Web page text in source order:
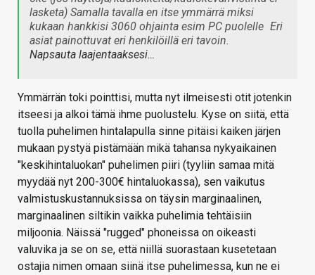
lasketa) Samalla tavalla en itse ymmärrä miksi
kukaan hankkisi 3060 ohjainta esim PC puolelle Eri
asiat painottuvat eri henkilöillä eri tavoin.
Napsauta laajentaaksesi…
Ymmärrän toki pointtisi, mutta nyt ilmeisesti otit jotenkin
itseesi ja alkoi tämä ihme puolustelu. Kyse on siitä, että
tuolla puhelimen hintalapulla sinne pitäisi kaiken järjen
mukaan pystyä pistämään mikä tahansa nykyaikainen
"keskihintaluokan" puhelimen piiri (tyyliin samaa mitä
myydää nyt 200-300€ hintaluokassa), sen vaikutus
valmistuskustannuksissa on täysin marginaalinen,
marginaalinen siltikin vaikka puhelimia tehtäisiin
miljoonia. Näissä "rugged" phoneissa on oikeasti
valuvika ja se on se, että niillä suorastaan kusetetaan
ostajia nimen omaan siinä itse puhelimessa, kun ne ei